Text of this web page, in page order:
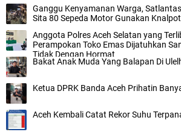
Ganggu Kenyamanan Warga,
Sita 80 Sepeda Motor Gunakan
Anggota Polres Aceh Selatan yang
Perampokan Toko Emas Dijatuhkan
Tidak Dengan Hormat
Bakat Anak Muda Yang Balapan Di
Ketua DPRK Banda Aceh Prihatin
Aceh Kembali Catat Rekor Suhu